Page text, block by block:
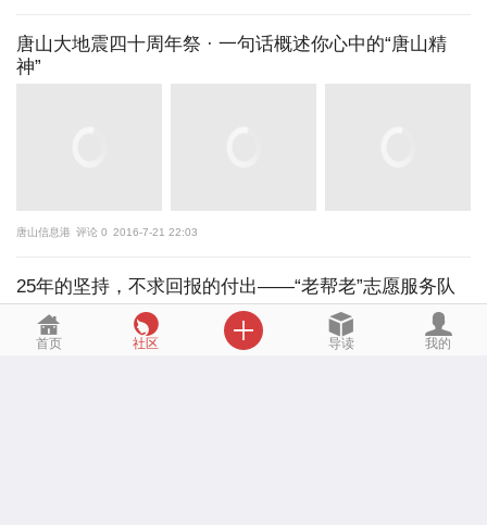
首页 社区

导读 我的
唐山大地震四十周年祭 · 一句话概述你心中的“唐山精
神”
唐山信息港 评论 0 2016-7-21 22:03
25年的坚持，不求回报的付出——“老帮老”志愿服务队
2016-7-21 15:36